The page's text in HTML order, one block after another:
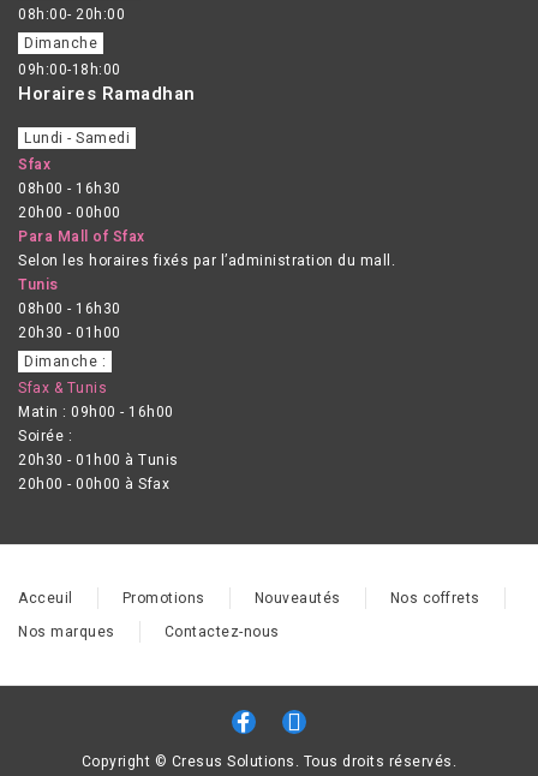
08h:00- 20h:00
Dimanche
09h:00-18h:00
Horaires Ramadhan
Lundi - Samedi
Sfax
08h00 - 16h30
20h00 - 00h00
Para Mall of Sfax
Selon les horaires fixés par l’administration du mall.
Tunis
08h00 - 16h30
20h30 - 01h00
Dimanche :
Sfax & Tunis
Matin : 09h00 - 16h00
Soirée :
20h30 - 01h00 à Tunis
20h00 - 00h00 à Sfax
Acceuil Promotions Nouveautés
Nos coffrets
Nos marques
Contactez-nous
Copyright © Cresus Solutions. Tous droits réservés.